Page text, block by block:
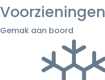
Voorzieningen
Gemak aan boord